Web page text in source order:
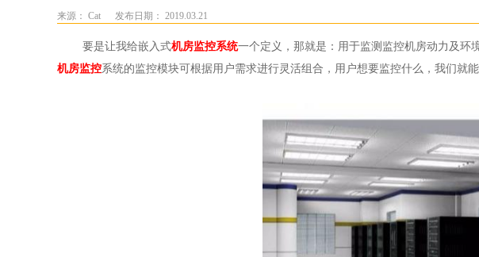
来源： Cat 发布日期： 2019.03.21
要是让我给嵌入式机房监控系统一个定义，那就是：用于监测监控机房动力及环
机房监控系统的监控模块可根据用户需求进行灵活组合，用户想要监控什么，我们就能